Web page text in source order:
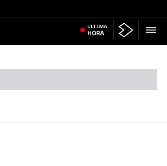
ÚLTIMA
HORA